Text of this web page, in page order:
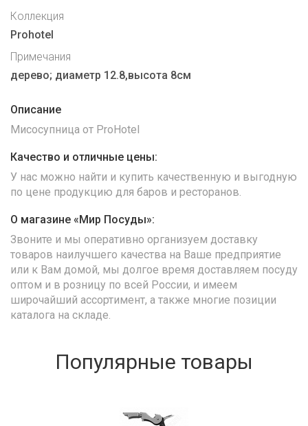
Коллекция
Prohotel
Примечания
дерево; диаметр 12.8,высота 8см
Описание
Мисосупница от ProHotel
Качество и отличные цены:
У нас можно найти и купить качественную и выгодную
по цене продукцию для баров и ресторанов.
О магазине «Мир Посуды»:
Звоните и мы оперативно организуем доставку
товаров наилучшего качества на Ваше предприятие
или к Вам домой, мы долгое время доставляем посуду
оптом и в розницу по всей России, и имеем
широчайший ассортимент, а также многие позиции
каталога на складе.
Популярные товары